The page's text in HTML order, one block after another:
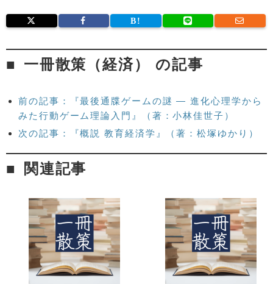
一冊散策（経済） の記事
前の記事：『最後通牒ゲームの謎 — 進化心理学から
みた行動ゲーム理論入門』（著：小林佳世子）
次の記事：『概説 教育経済学』（著：松塚ゆかり）
関連記事